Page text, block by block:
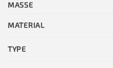
MASSE
MATERIAL
TYPE